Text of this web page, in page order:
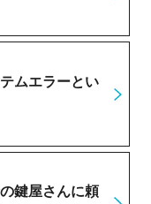
ムエラーとい
鍵屋さんに頼